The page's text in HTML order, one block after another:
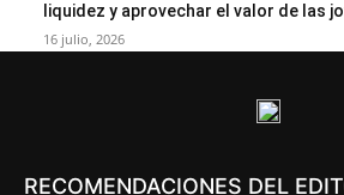
liquidez y aprovechar el valor de las
16 julio, 2026
RECOMENDACIONES DEL